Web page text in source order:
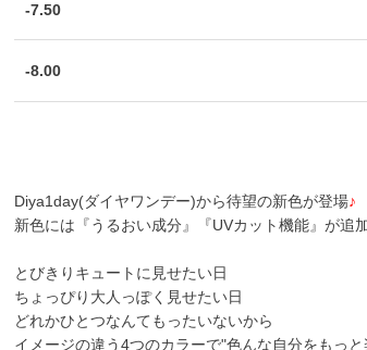
-7.50
-8.00
Diya1day(ダイヤワンデー)から待望の新色が登場♪
新色には『うるおい成分』『UVカット機能』が追
とびきりキュートに見せたい日
ちょっぴり大人っぽく見せたい日
どれかひとつなんてもったいないから
イメージの違う4つのカラーで"色んな自分をもっ